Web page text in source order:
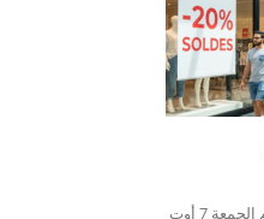
المنبر التونسي (الصولد الصيفي) - ينطلق اليوم الجمعة 7 أوت